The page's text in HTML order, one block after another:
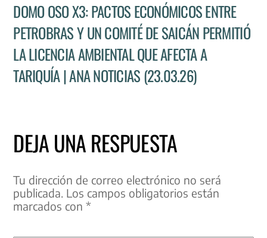
DOMO OSO X3: PACTOS ECONÓMICOS ENTRE
PETROBRAS Y UN COMITÉ DE SAICÁN PERMITIÓ
LA LICENCIA AMBIENTAL QUE AFECTA A
TARIQUÍA | ANA NOTICIAS (23.03.26)
DEJA UNA RESPUESTA
Tu dirección de correo electrónico no será
publicada. Los campos obligatorios están
marcados con*